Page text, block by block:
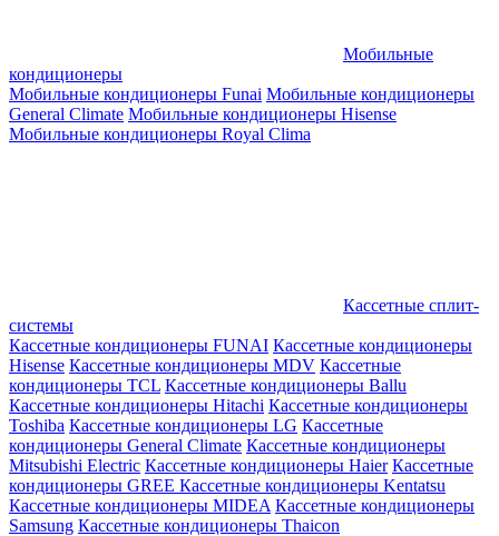
Мобильные
кондиционеры
Мобильные кондиционеры Funai Мобильные кондиционеры
General Climate Мобильные кондиционеры Hisense
Мобильные кондиционеры Royal Clima
Кассетные сплит-
системы
Кассетные кондиционеры FUNAI Кассетные кондиционеры
Hisense Кассетные кондиционеры MDV Кассетные
кондиционеры TCL Кассетные кондиционеры Ballu
Кассетные кондиционеры Hitachi Кассетные кондиционеры
Toshiba Кассетные кондиционеры LG Кассетные
кондиционеры General Climate Кассетные кондиционеры
Mitsubishi Electric Кассетные кондиционеры Haier Кассетные
кондиционеры GREE Кассетные кондиционеры Kentatsu
Кассетные кондиционеры MIDEA Кассетные кондиционеры
Samsung Кассетные кондиционеры Thaicon